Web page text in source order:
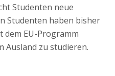
Studenten neue
Studenten haben bisher
EU-Programm
Ausland zu studieren.